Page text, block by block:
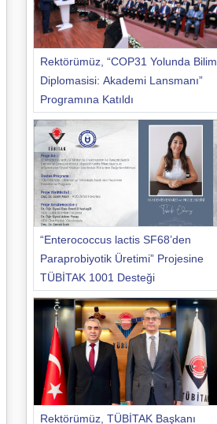
Rektörümüz, “COP31 Yolunda Bilim
Diplomasisi: Akademi Lansmanı”
Programına Katıldı
“Enterococcus lactis SF68’den
Paraprobiyotik Üretimi” Projesine
TÜBİTAK 1001 Desteği
Rektörümüz, TÜBİTAK Başkanı